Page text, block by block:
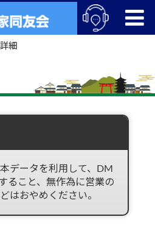
細
データを利用して、DM
ること、無作為に営業の
はおやめください。